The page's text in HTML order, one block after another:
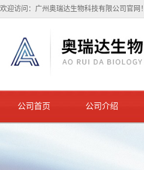
欢迎访问：广州奥瑞达生物科技有限公司官网！
公司首页 公司介绍